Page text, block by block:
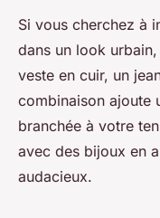
Si vous cherchez à
dans un look
veste en cuir, un
combinaison ajoute
branchée à votre
avec des bijoux en
audacieux.